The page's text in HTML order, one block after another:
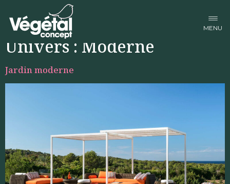
Univers : Moderne
Jardin moderne